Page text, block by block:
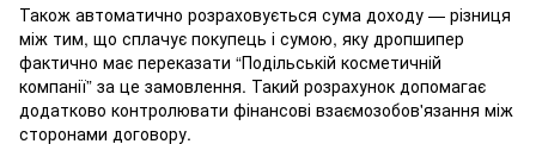
Також автоматично розраховується сума доходу — різниця
між тим, що сплачує покупець і сумою, яку дропшипер
фактично має переказати “Подільській косметичній
компанії” за це замовлення. Такий розрахунок допомагає
додатково контролювати фінансові взаємозобов'язання між
сторонами договору.